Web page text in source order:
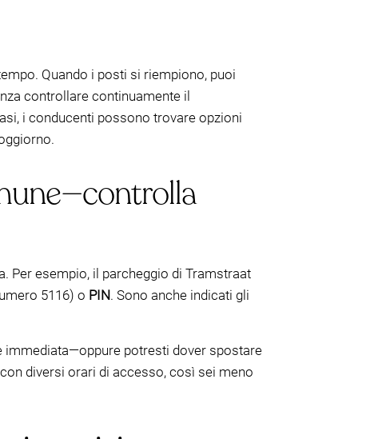
Quando i posti si riempiono, puoi
controllare continuamente il
i conducenti possono trovare opzioni
Per esempio, il parcheggio di Tramstraat
5116) o PIN. Sono anche indicati gli
immediata—oppure potresti dover spostare
diversi orari di accesso, così sei meno